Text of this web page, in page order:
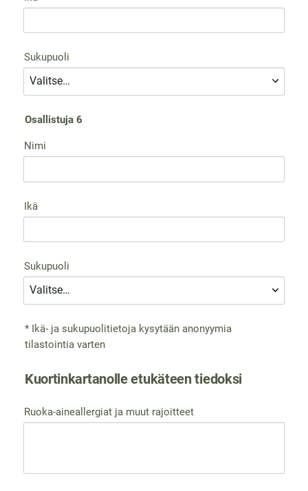
Sukupuoli
Osallistuja 6
Nimi
Ikä
Sukupuoli
* Ikä- ja sukupuolitietoja kysytään anonyymia
tilastointia varten
Kuortinkartanolle etukäteen tiedoksi
Ruoka-aineallergiat ja muut rajoitteet